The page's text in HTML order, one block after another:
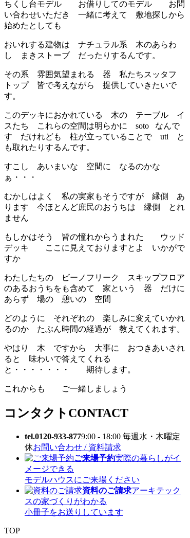
ちくし台モデル お借りしてのモデル お問
い合わせいただき 一緒に考えて 敷地探しから
始めたとしても
おいれする建物は ナチュラル系 木のあらわ
し まきストーブ だったりするんです。
その系 雰囲気望まれる 器 私たちスッタフ
トップ 皆で考えながら 提供していきたいで
す。
このデッキにおかれている 木の テーブル イ
スたち これらの空間は明らかに soto なんで
す だけれども 柱が立っていることで uti と
も取れたりするんです。
すこし あいまいな 空間に なるのかな
ぁ・・・
むかしはよく 私の実家もそうですが 縁側 あ
ります 今ほとんど庶民のおうちは 縁側 とれ
ません
もしかはそう 皆の憧れからうまれた ウッド
デッキ ここに見えておりますとよ いかがで
すか
わたしたちの ビーノフリーク スキップフロア
のあるおうちをも含めて 家という 器 だけに
あらず 場の 憩いの 空間
どのように それぞれの 楽しみに変えていかれ
るのか たぶん時間の経過が 教えてくれます。
やはり 木 ですから 大事に おつきあいされ
ると 味わいで答えてくれる
と・・・・・・・ 期待します。
これからも ご一緒しましょう
コンタクト CONTACT
tel.0120-933-8779:00 - 18:00 毎週水・木曜定
休お問い合わせ / 資料請求
ご来場予約実際の暮らしがイ
メージできる
モデルハウスにご来場ください
資料のご請求アーキテック
スの家づくりがわかる
小冊子をお送りしています
TOP